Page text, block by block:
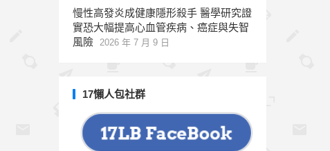
慢性高發炎成健康隱形殺手 醫學研究證
實恐大幅提高心血管疾病、癌症與失智
風險
2026 年 7 月 9 日
17懶人包社群